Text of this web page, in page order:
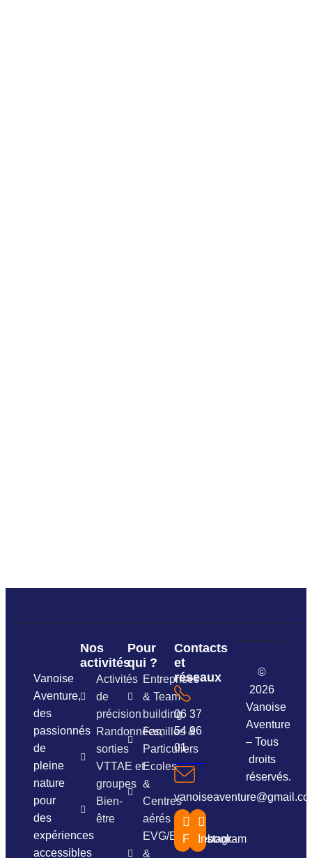
Vanoise
Aventure,
des
passionnés
de
pleine
nature
pour
des
expériences
accessibles
Nos
activités
Activités
de
précision
Randonnées,
sorties
VTTAE et
groupes
Bien-
être
Pour
qui ?
Entreprises
& Team
building
Familles &
Particuliers
Ecoles
&
Centres
aérés
EVG/EVJF
&
Contacts
et
réseaux
06 37
54 96
01
Facebook
Instagram
©
2026
Vanoise
Aventure
– Tous
droits
réservés.